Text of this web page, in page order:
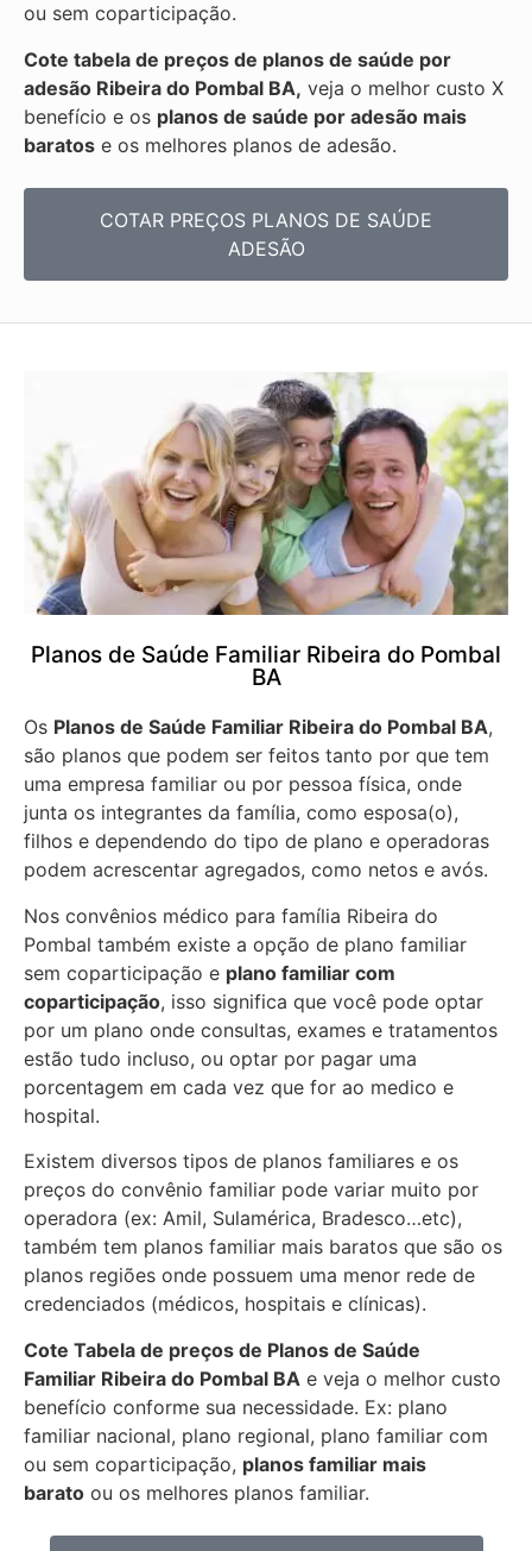
ou sem coparticipação.
Cote tabela de preços de planos de saúde por
adesão Ribeira do Pombal BA, veja o melhor custo X
benefício e os planos de saúde por adesão mais
baratos e os melhores planos de adesão.
COTAR PREÇOS PLANOS DE SAÚDE
ADESÃO
Planos de Saúde Familiar Ribeira do Pombal
BA
Os Planos de Saúde Familiar Ribeira do Pombal BA,
são planos que podem ser feitos tanto por que tem
uma empresa familiar ou por pessoa física, onde
junta os integrantes da família, como esposa(o),
filhos e dependendo do tipo de plano e operadoras
podem acrescentar agregados, como netos e avós.
Nos convênios médico para família Ribeira do
Pombal também existe a opção de plano familiar
sem coparticipação e plano familiar com
coparticipação, isso significa que você pode optar
por um plano onde consultas, exames e tratamentos
estão tudo incluso, ou optar por pagar uma
porcentagem em cada vez que for ao medico e
hospital.
Existem diversos tipos de planos familiares e os
preços do convênio familiar pode variar muito por
operadora (ex: Amil, Sulamérica, Bradesco…etc),
também tem planos familiar mais baratos que são os
planos regiões onde possuem uma menor rede de
credenciados (médicos, hospitais e clínicas).
Cote Tabela de preços de Planos de Saúde
Familiar Ribeira do Pombal BA e veja o melhor custo
benefício conforme sua necessidade. Ex: plano
familiar nacional, plano regional, plano familiar com
ou sem coparticipação, planos familiar mais
barato ou os melhores planos familiar.